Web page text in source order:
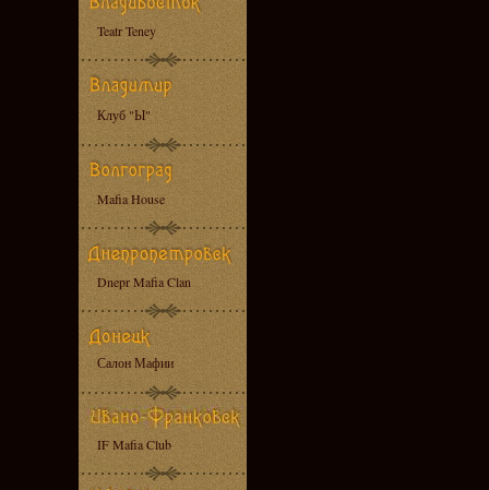
Teatr Teney
Клуб "Ы"
Mafia House
Dnepr Mafia Clan
Салон Мафии
IF Mafia Club